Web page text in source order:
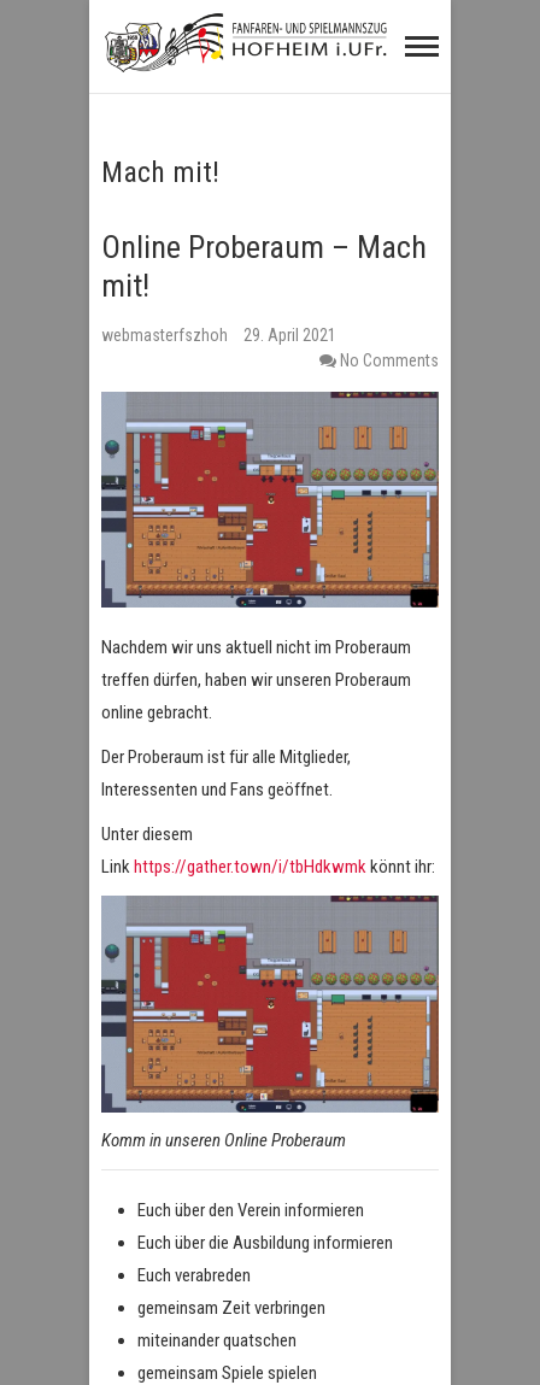
Fanfaren- und
Spielmannszug
Mach mit!
Online Proberaum – Mach
mit!
webmasterfszhoh
29. April 2021
No Comments
Nachdem wir uns aktuell nicht im Proberaum
treffen dürfen, haben wir unseren Proberaum
online gebracht.
Der Proberaum ist für alle Mitglieder,
Interessenten und Fans geöffnet.
Unter diesem
Link https://gather.town/i/tbHdkwmk könnt ihr:
Komm in unseren Online Proberaum
Euch über den Verein informieren
Euch über die Ausbildung informieren
Euch verabreden
gemeinsam Zeit verbringen
miteinander quatschen
gemeinsam Spiele spielen